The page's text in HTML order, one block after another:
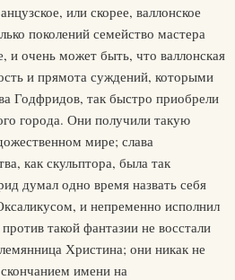
или скорее, валлонское
поколений семейство мастера
очень может быть, что валлонская
и прямота суждений, которыми
Годфридов, так быстро приобрели
города. Они получили такую
мире; слава
как скульптора, была так
думал одно время назвать себя
и непременно исполнил
такой фантазии не восстали
Христина; они никак не
имени на